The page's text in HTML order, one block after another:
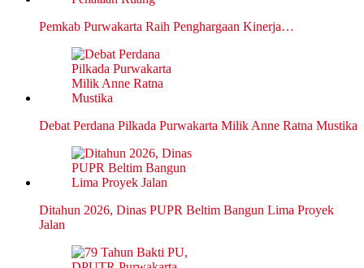
Pemkab Purwakarta Raih Penghargaan Kinerja…
Debat Perdana Pilkada Purwakarta Milik Anne Ratna Mustika
Ditahun 2026, Dinas PUPR Beltim Bangun Lima Proyek
Jalan